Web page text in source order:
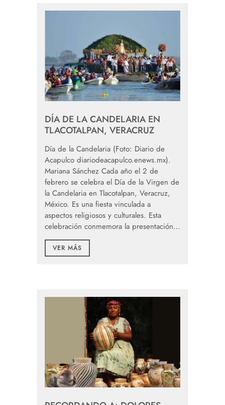
DÍA DE LA CANDELARIA EN
TLACOTALPAN, VERACRUZ
Día de la Candelaria (Foto: Diario de
Acapulco diariodeacapulco.enews.mx).
Mariana Sánchez Cada año el 2 de
febrero se celebra el Día de la Virgen de
la Candelaria en Tlacotalpan, Veracruz,
México. Es una fiesta vinculada a
aspectos religiosos y culturales. Esta
celebración conmemora la presentación…
VER MÁS